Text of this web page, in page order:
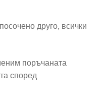
друго, всички
поръчаната
според